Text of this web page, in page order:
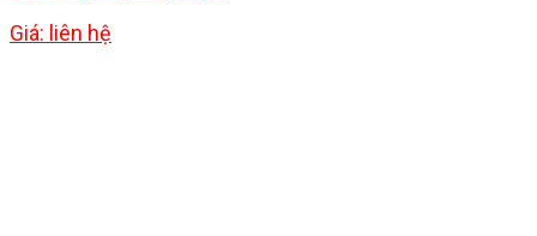
Giá: liên hệ